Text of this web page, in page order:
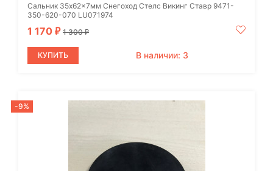
Сальник 35x62x7мм Снегоход Стелс Викинг Ставр 9471-
350-620-070 LU071974
1 170 ₽ 1 300₽
КУПИТЬ В наличии: 3
-9%